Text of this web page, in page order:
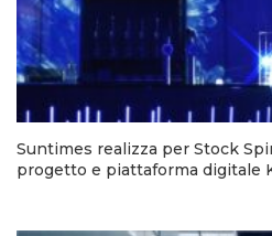
Suntimes realizza per Stock
progetto e piattaforma digitale